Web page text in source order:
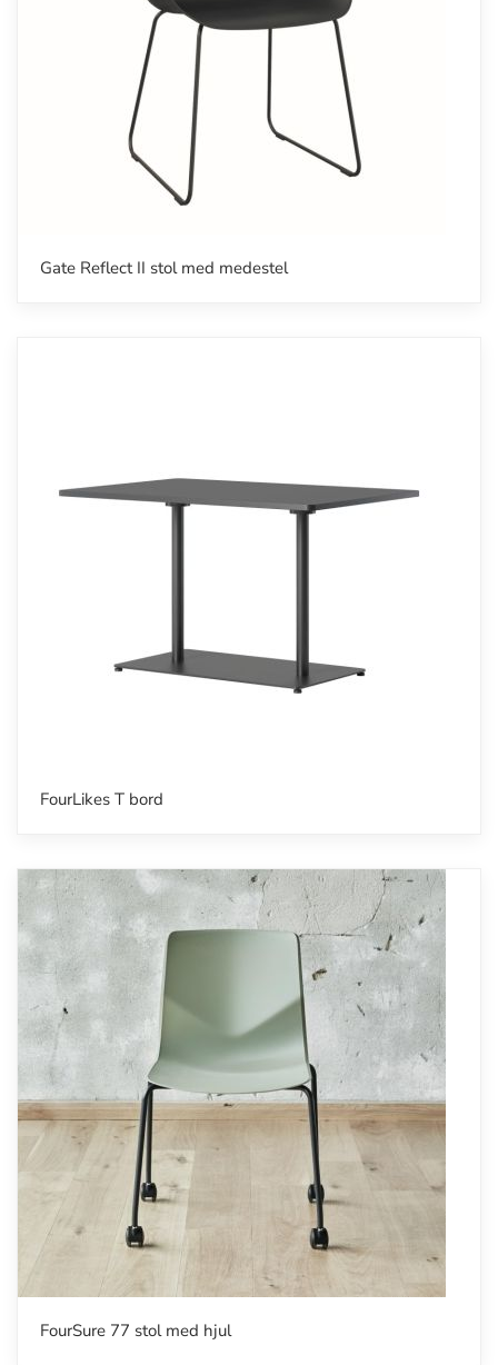
Gate Reflect II stol med medestel
FourLikes T bord
FourSure 77 stol med hjul